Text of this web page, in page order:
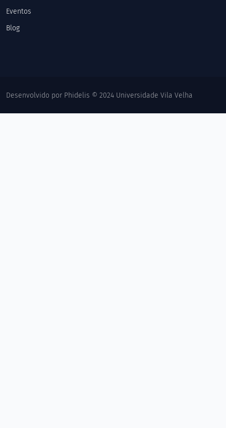
Eventos
Blog
Desenvolvido por Phidelis © 2024 Universidade Vila Velha